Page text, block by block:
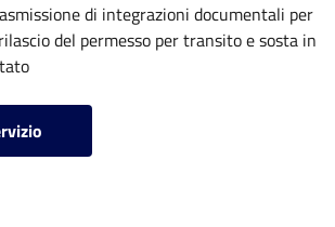
di integrazioni documentali per
del permesso per transito e sosta in